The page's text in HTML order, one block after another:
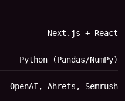
Next.js + React
Python (Pandas/NumPy)
OpenAI, Ahrefs, Semrush